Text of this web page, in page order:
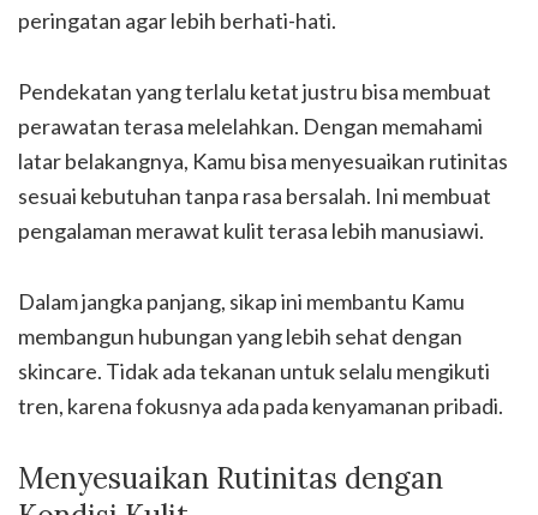
peringatan agar lebih berhati-hati.
Pendekatan yang terlalu ketat justru bisa membuat
perawatan terasa melelahkan. Dengan memahami
latar belakangnya, Kamu bisa menyesuaikan rutinitas
sesuai kebutuhan tanpa rasa bersalah. Ini membuat
pengalaman merawat kulit terasa lebih manusiawi.
Dalam jangka panjang, sikap ini membantu Kamu
membangun hubungan yang lebih sehat dengan
skincare. Tidak ada tekanan untuk selalu mengikuti
tren, karena fokusnya ada pada kenyamanan pribadi.
Menyesuaikan Rutinitas dengan